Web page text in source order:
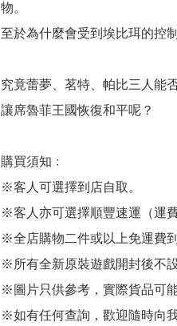
物。
至於為什麼會受到埃比珥的控
究竟蕾夢、茗特、帕比三人能
讓席魯菲王國恢復和平呢？
購買須知﹕
※客人可選擇到店自取。
※客人亦可選擇順豐速運（運費
※全店購物二件或以上免運費
※所有全新原裝遊戲開封後不設
※圖片只供參考，實際貨品可
※如有任何查詢，歡迎隨時向我